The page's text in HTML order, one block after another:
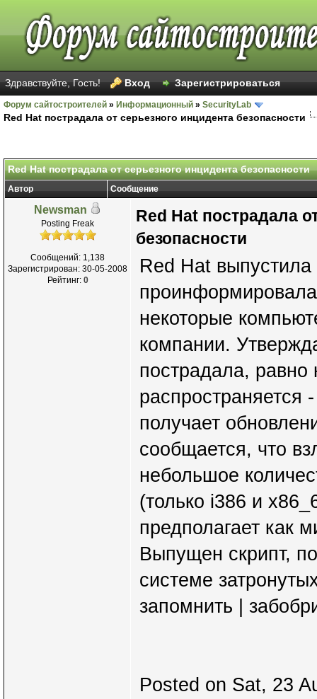
Здравствуйте, Гость! Вход Зарегистрироваться
Форум сайтостроителей » Информационный » SecurityLab
Red Hat пострадала от серьезного инцидента безопасности
Red Hat пострадала от серьезного инцидента безопасности
Автор Сообщение
Newsman
Posting Freak
Сообщений: 1,138
Зарегистрирован: 30-05-2008
Рейтинг: 0
Red Hat пострадала
безопасности
Red Hat
некоторые
компании.
пострадала, равно
распространяется
получает
сообщается, что
небольшое
(только i386 и
предполагает как
Выпущен скрипт,
системе
запомнить |
Posted on Sat, 23